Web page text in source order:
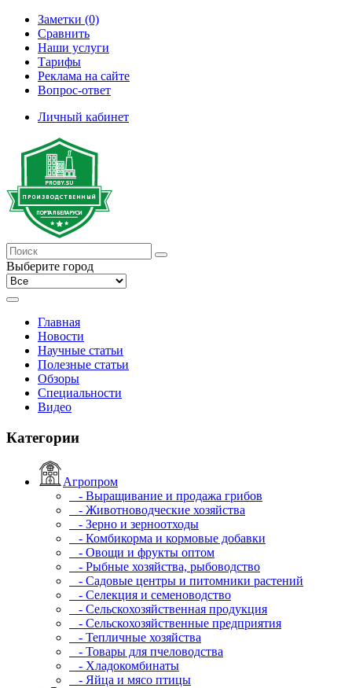
Заметки (0)
Сравнить
Наши услуги
Тарифы
Реклама на сайте
Вопрос-ответ
Личный кабинет
Выберите город
Главная
Новости
Научные статьи
Полезные статьи
Обзоры
Специальности
Видео
Категории
Агропром
- Выращивание и продажа грибов
- Животноводческие хозяйства
- Зерно и зерноотходы
- Комбикорма и кормовые добавки
- Овощи и фрукты оптом
- Рыбные хозяйства, рыбоводство
- Садовые центры и питомники растений
- Селекция и семеноводство
- Сельскохозяйственная продукция
- Сельскохозяйственные предприятия
- Тепличные хозяйства
- Товары для пчеловодства
- Хладокомбинаты
- Яйца и мясо птицы